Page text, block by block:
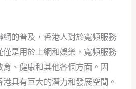
的普及，香港人對於寬頻服務
是用於上網和娛樂，寬頻服務
、健康和其他各個方面。因
具有巨大的潛力和發展空間。